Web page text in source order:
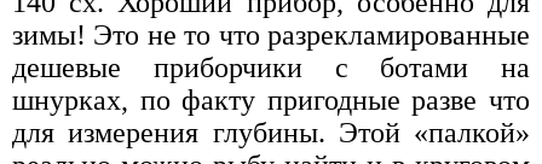
зимы! Это не то что разрекламированные
дешевые приборчики с ботами на
шнурках, по факту пригодные разве что
для измерения глубины. Этой «палкой»